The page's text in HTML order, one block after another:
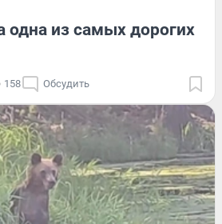
одна из самых дорогих
158 Обсудить